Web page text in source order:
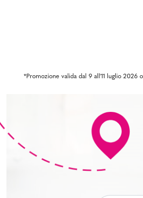
*Promozione valida dal 9 all'11 luglio